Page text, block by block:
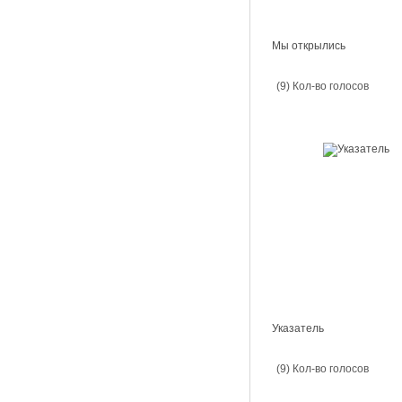
Мы открылись
(9) Кол-во голосов
Указатель
(9) Кол-во голосов